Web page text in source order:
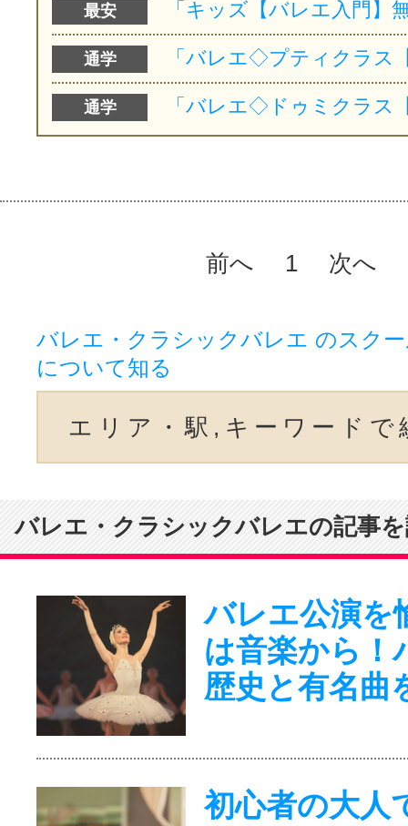
最安
通学
通学
前へ 1 次へ
バレエ・クラシックバレエ のスク
について知る
エリア・駅,キーワードで
バレエ・クラシックバレエの記事
バレエ公演を
は音楽から！
歴史と有名曲
初心者の大人